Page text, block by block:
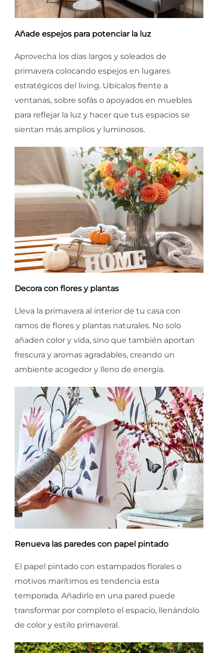
Añade espejos para potenciar la luz
Aprovecha los días largos y soleados de
primavera colocando espejos en lugares
estratégicos del living. Ubícalos frente a
ventanas, sobre sofás o apoyados en muebles
para reflejar la luz y hacer que tus espacios se
sientan más amplios y luminosos.
Decora con flores y plantas
Lleva la primavera al interior de tu casa con
ramos de flores y plantas naturales. No solo
añaden color y vida, sino que también aportan
frescura y aromas agradables, creando un
ambiente acogedor y lleno de energía.
Renueva las paredes con papel pintado
El papel pintado con estampados florales o
motivos marítimos es tendencia esta
temporada. Añadirlo en una pared puede
transformar por completo el espacio, llenándolo
de color y estilo primaveral.